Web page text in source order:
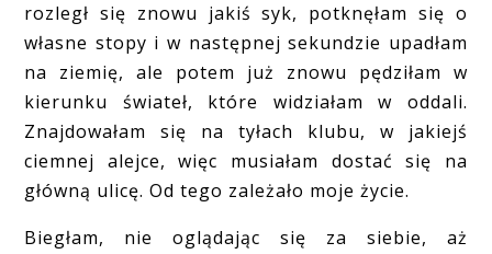
rozległ się znowu jakiś syk, potknęłam się o
własne stopy i w następnej sekundzie upadłam
na ziemię, ale potem już znowu pędziłam w
kierunku świateł, które widziałam w oddali.
Znajdowałam się na tyłach klubu, w jakiejś
ciemnej alejce, więc musiałam dostać się na
główną ulicę. Od tego zależało moje życie.
Biegłam, nie oglądając się za siebie, aż